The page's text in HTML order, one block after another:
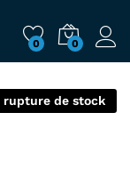
0 0
rupture de stock